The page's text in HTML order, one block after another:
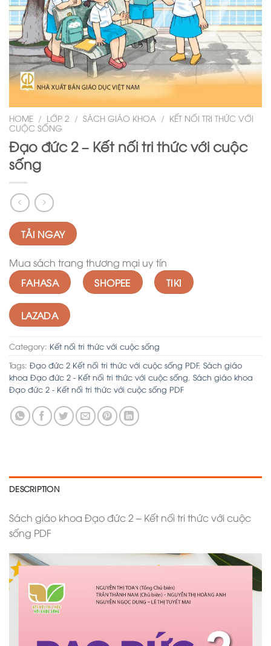
HOME / LỚP 2 / SÁCH GIÁO KHOA / KẾT NỐI TRI THỨC VỚI
CUỘC SỐNG
Đạo đức 2 – Kết nối tri thức với cuộc
sống
TẢI NGAY
Mua sách trang thương mại uy tín
FAHASA SHOPEE TIKI
LAZADA
Category: Kết nối tri thức với cuộc sống
Tags: Đạo đức 2 Kết nối tri thức với cuộc sống PDF, Sách giáo
khoa Đạo đức 2 - Kết nối tri thức với cuộc sống, Sách giáo khoa
Đạo đức 2 - Kết nối tri thức với cuộc sống PDF
DESCRIPTION
Sách giáo khoa Đạo đức 2 – Kết nối tri thức với cuộc
sống PDF